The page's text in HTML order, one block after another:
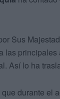
Sus
las
Así lo ha
durante el